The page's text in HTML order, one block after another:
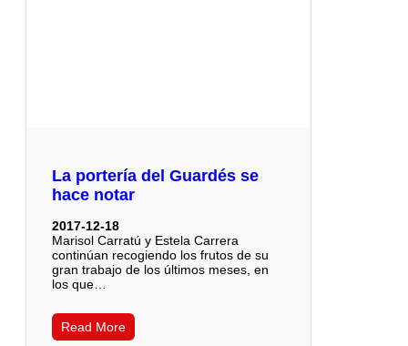
La portería del Guardés se
hace notar
2017-12-18
Marisol Carratú y Estela Carrera
continúan recogiendo los frutos de su
gran trabajo de los últimos meses, en
los que…
Read More